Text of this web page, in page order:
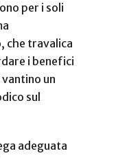
per i soli
che travalica
i benefici
un
sul
adeguata